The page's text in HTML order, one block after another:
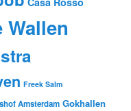
Wallen
Freek Salm
Amsterdam Gokhallen